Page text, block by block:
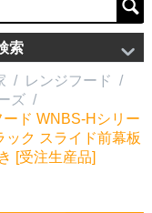
索
/ レンジフード /
ズ /
ド WNBS-Hシリー
ック スライド前幕板
[受注生産品]